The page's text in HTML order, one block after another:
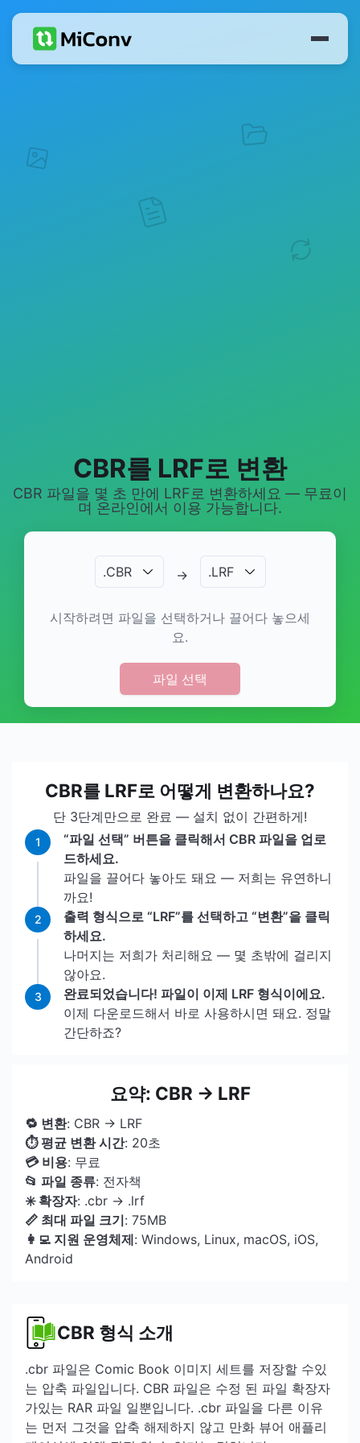
CBR를 LRF로 변환
CBR 파일을 몇 초 만에 LRF로 변환하세요 — 무료이
며 온라인에서 이용 가능합니다.
.CBR → .LRF
시작하려면 파일을 선택하거나 끌어다 놓으세
요.
파일 선택
CBR를 LRF로 어떻게 변환하나요?
단 3단계만으로 완료 — 설치 없이 간편하게!
1
“파일 선택” 버튼을 클릭해서 CBR 파일을 업로
드하세요.
파일을 끌어다 놓아도 돼요 — 저희는 유연하니
까요!
2
출력 형식으로 “LRF”를 선택하고 “변환”을 클릭
하세요.
나머지는 저희가 처리해요 — 몇 초밖에 걸리지
않아요.
3
완료되었습니다! 파일이 이제 LRF 형식이에요.
이제 다운로드해서 바로 사용하시면 돼요. 정말
간단하죠?
요약: CBR → LRF
🔁 변환: CBR → LRF
⏱ 평균 변환 시간: 20초
💳 비용: 무료
📂 파일 종류: 전자책
✳️ 확장자: .cbr → .lrf
📏 최대 파일 크기: 75MB
👩‍💻 지원 운영체제: Windows, Linux, macOS, iOS,
Android
CBR 형식 소개
.cbr 파일은 Comic Book 이미지 세트를 저장할 수있
는 압축 파일입니다. CBR 파일은 수정 된 파일 확장자
가있는 RAR 파일 일뿐입니다. .cbr 파일을 다른 이유
는 먼저 그것을 압축 해제하지 않고 만화 뷰어 애플리